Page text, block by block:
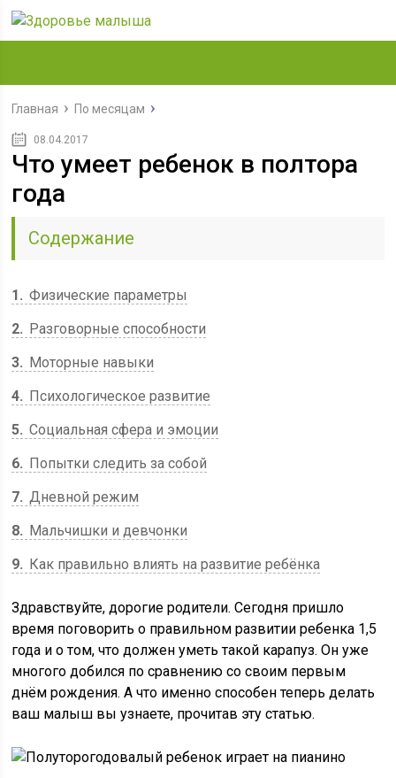
Главная По месяцам
08.04.2017
Что умеет ребенок в полтора
года
Содержание
1
Физические параметры
2
Разговорные способности
3
Моторные навыки
4
Психологическое развитие
5 Социальная сфера и эмоции
6
Попытки следить за собой
7 Дневной режим
8
Мальчишки и девчонки
9
Как правильно влиять на развитие ребёнка
Здравствуйте, дорогие родители. Сегодня пришло
время поговорить о правильном развитии ребенка 1,5
года и о том, что должен уметь такой карапуз. Он уже
многого добился по сравнению со своим первым
днём рождения. А что именно способен теперь делать
ваш малыш вы узнаете, прочитав эту статью.